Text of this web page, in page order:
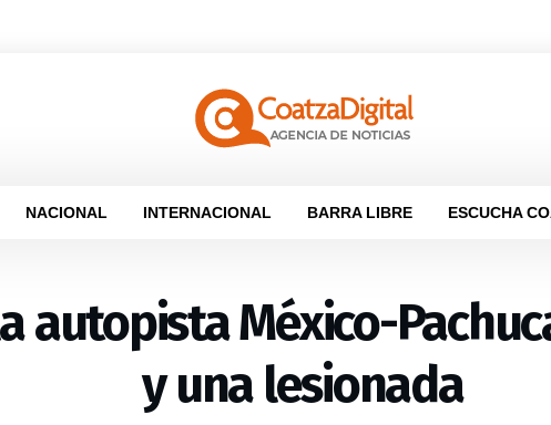
NACIONAL INTERNACIONAL BARRA LIBRE ESCUCHA
autopista México-
y una lesionada